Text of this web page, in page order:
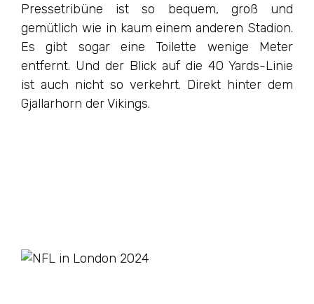
Pressetribüne ist so bequem, groß und
gemütlich wie in kaum einem anderen Stadion.
Es gibt sogar eine Toilette wenige Meter
entfernt. Und der Blick auf die 40 Yards-Linie
ist auch nicht so verkehrt. Direkt hinter dem
Gjallarhorn der Vikings.